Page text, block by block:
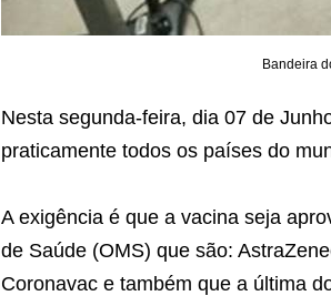
Bandeira
Nesta segunda-feira, dia 07 de
praticamente todos os países do
A exigência é que a vacina seja
de Saúde (OMS) que são:
Coronavac e também que a última